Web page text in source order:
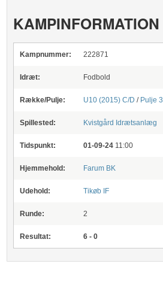
KAMPINFORMATION
Kampnummer: 222871
Idræt: Fodbold
Række/Pulje: U10 (2015) C/D / Pulje 3
Spillested: Kvistgård Idrætsanlæg
Tidspunkt: 01-09-24 11:00
Hjemmehold: Farum BK
Udehold: Tikøb IF
Runde: 2
Resultat: 6 - 0